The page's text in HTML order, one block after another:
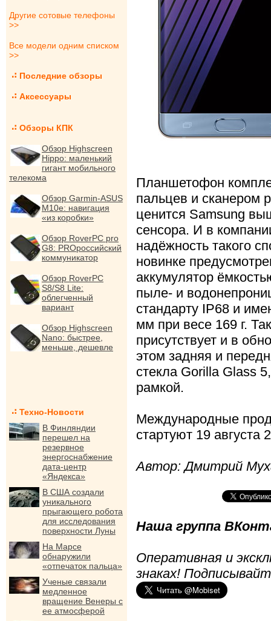
Другие сотовые телефоны
>>
Все модели одним списком
>>
Последние обзоры
Аксессуары
Обзоры КПК
Обзор Highscreen
Hippo: маленький
гигант мобильного
телекома
Обзор Garmin-ASUS
M10e: навигация
«из коробки»
Обзор RoverPC pro
G8: PROроссийский
коммуникатор
Обзор RoverPC
S8/S8 Lite:
облегченный
вариант
Обзор Highscreen
Nano: быстрее,
меньше, дешевле
Техно-Новости
В Финляндии
перешел на
резервное
энергоснабжение
дата-центр
«Яндекса»
В США создали
уникального
прыгающего робота
для исследования
поверхности Луны
На Марсе
обнаружили
«отпечаток пальца»
Ученые связали
медленное
вращение Венеры с
ее атмосферой
Планшетофон
пальцев и сканером
ценится Samsung
сенсора. И в
надёжность такого
новинке
аккумулятор
пыле- и
стандарту IP68 и
мм при весе 169 г.
присутствует и в
этом задняя и
стекла Gorilla Glass
рамкой.
Международные
стартуют 19 августа
Автор: Дмитрий
Наша группа
Оперативная и
знаках!